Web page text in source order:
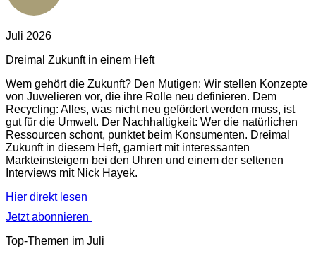
Juli 2026
Dreimal Zukunft in einem Heft
Wem gehört die Zukunft? Den Mutigen: Wir stellen Konzepte
von Juwelieren vor, die ihre Rolle neu definieren. Dem
Recycling: Alles, was nicht neu gefördert werden muss, ist
gut für die Umwelt. Der Nachhaltigkeit: Wer die natürlichen
Ressourcen schont, punktet beim Konsumenten. Dreimal
Zukunft in diesem Heft, garniert mit interessanten
Markteinsteigern bei den Uhren und einem der seltenen
Interviews mit Nick Hayek.
Hier direkt lesen
Jetzt abonnieren
Top-Themen im Juli